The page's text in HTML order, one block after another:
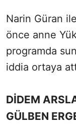
Narin Güran
önce anne
programda
iddia ortaya
DİDEM
GÜLBEN